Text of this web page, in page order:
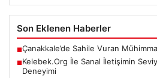
Son Eklenen Haberler
■Çanakkale’de Sahile Vuran
■Kelebek.Org İle Sanal İletişimin
Deneyimi